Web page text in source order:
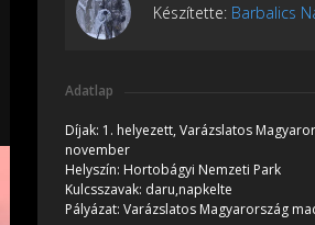
Készítette: Barbalics
Adatlap
Díjak: 1. helyezett, Varázslatos
november
Helyszín: Hortobágyi Nemzeti Park
Kulcsszavak: daru,napkelte
Pályázat: Varázslatos Magyarország